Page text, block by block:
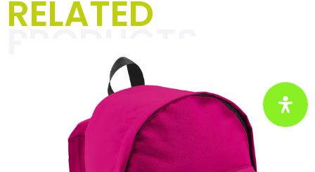
einzigartige Designs und markante
Sprüche, die Deinen Alltag mit
Rennsport-Vibes und einer Prise
Humor aufpeppen. Perfekt für
Motorsportbegeisterte und alle, die
ihre Leidenschaft mit Stil und
Selbstironie zeigen wollen.
RELATED
PRODUCTS